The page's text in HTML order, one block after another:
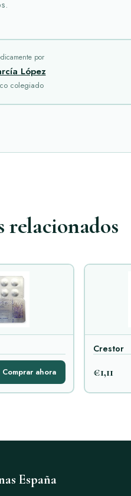
por
López
colegiado
relacionados
Comprar ahora
Crestor
€1,11
España